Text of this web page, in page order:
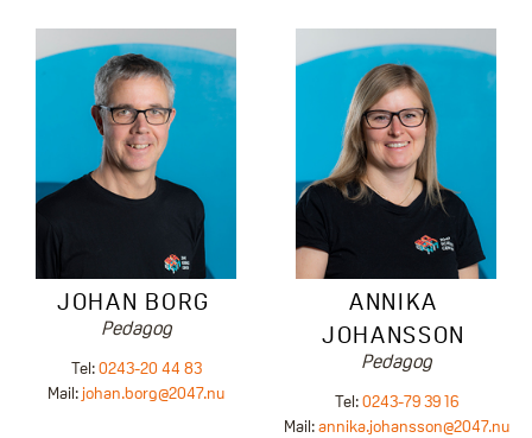
JOHAN BORG
Pedagog
Tel:0243-20 44 83
Mail: johan.borg@2047.nu
ANNIKA
JOHANSSON
Pedagog
Tel:0243-79 39 16
Mail:annika.johansson@2047.nu